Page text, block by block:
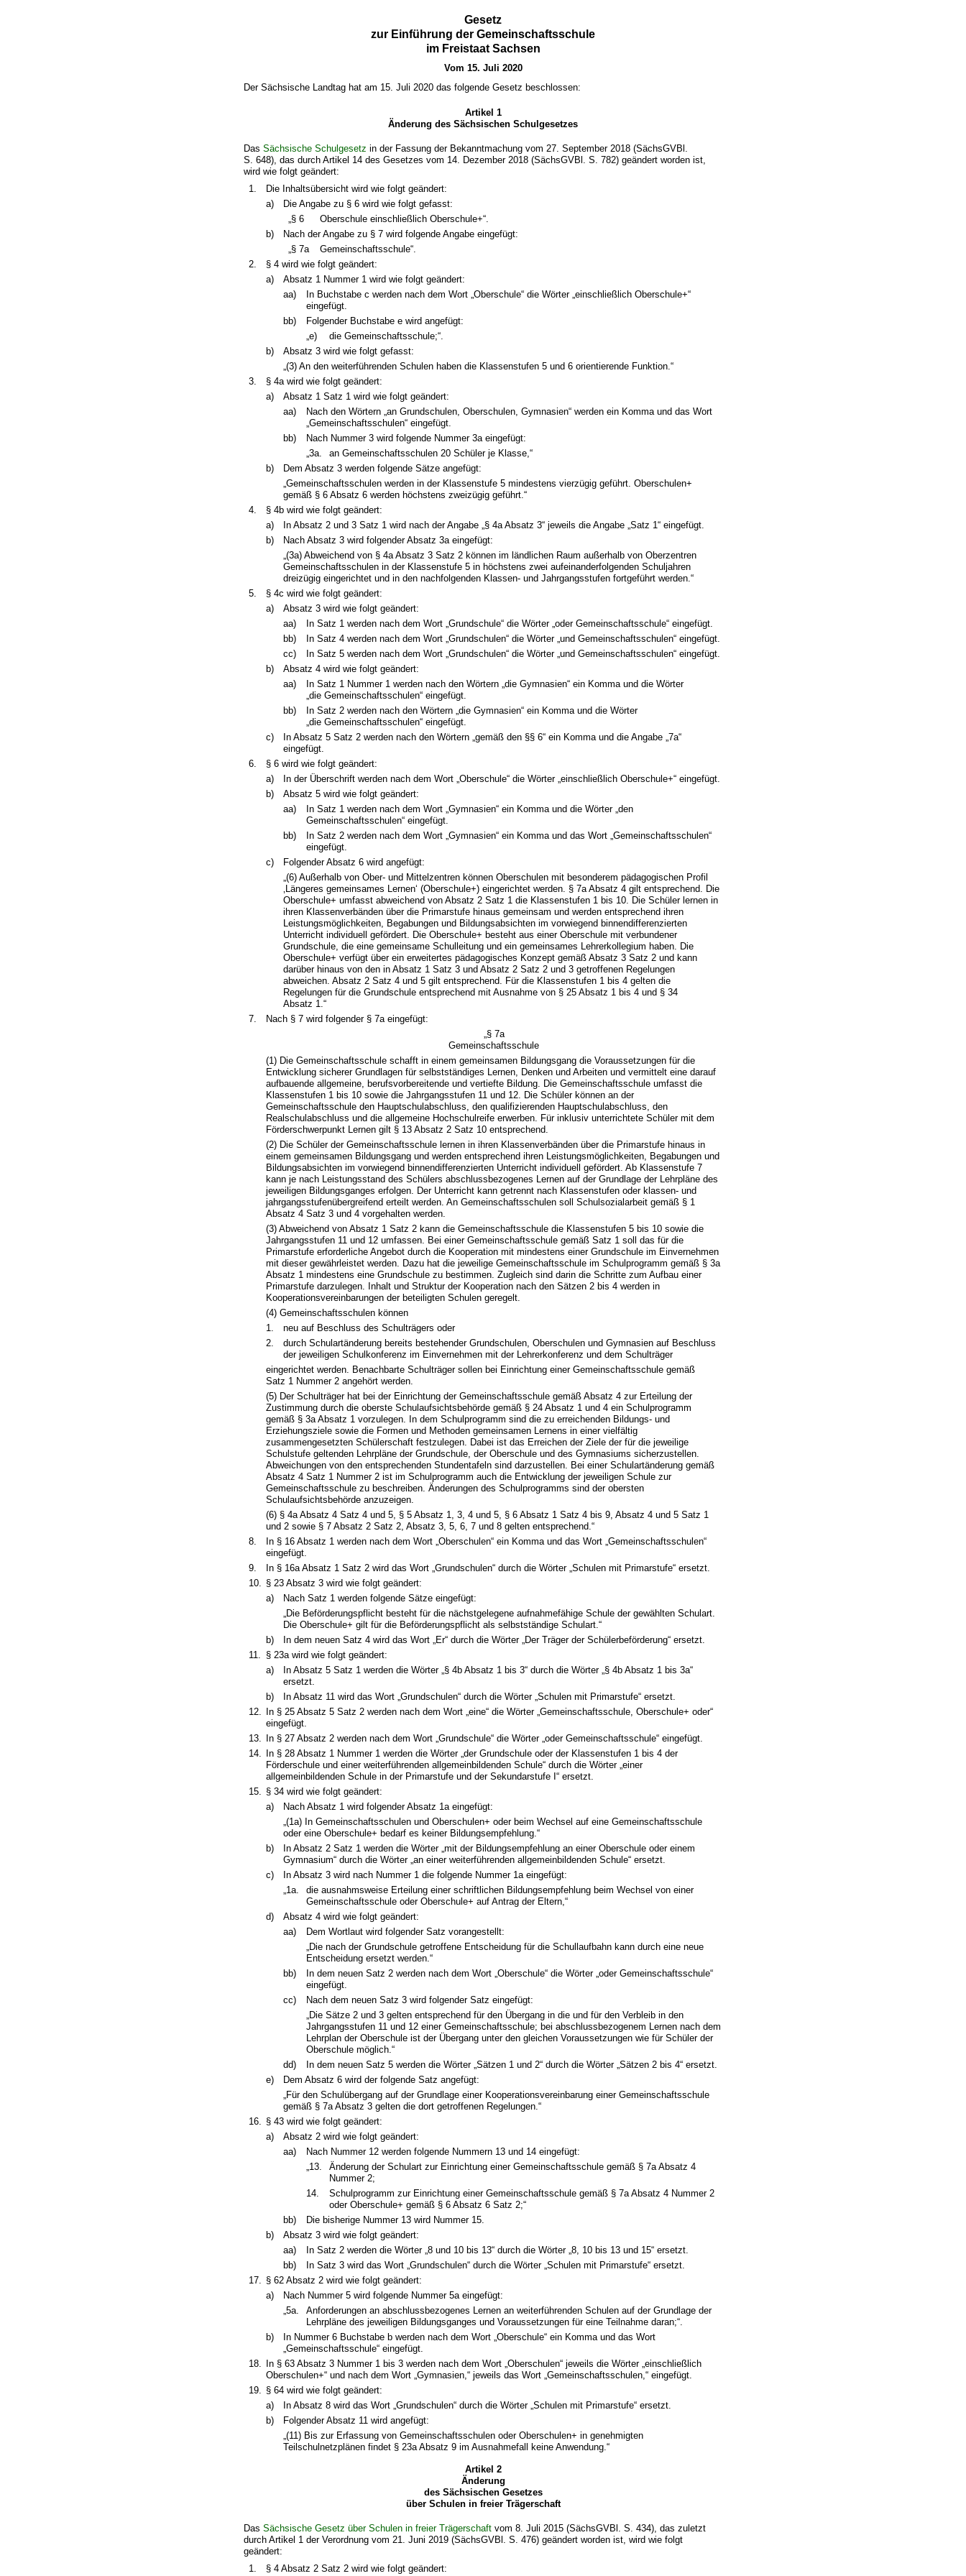
Gesetz
zur Einführung der Gemeinschaftsschule
im Freistaat Sachsen
Vom 15. Juli 2020
Der Sächsische Landtag hat am 15. Juli 2020 das folgende Gesetz beschlossen:
Artikel 1
Änderung des Sächsischen Schulgesetzes
DasSächsische Schulgesetz in der Fassung der Bekanntmachung vom 27. September 2018 (SächsGVBl.
S. 648), das durch Artikel 14 des Gesetzes vom 14. Dezember 2018 (SächsGVBl. S. 782) geändert worden ist,
wird wie folgt geändert:
1.
Die Inhaltsübersicht wird wie folgt geändert:
a)
Die Angabe zu § 6 wird wie folgt gefasst:
„§ 6
Oberschule einschließlich Oberschule+“.
b)
Nach der Angabe zu § 7 wird folgende Angabe eingefügt:
„§ 7a
Gemeinschaftsschule“.
2.
§ 4 wird wie folgt geändert:
a)
Absatz 1 Nummer 1 wird wie folgt geändert:
aa)
In Buchstabe c werden nach dem Wort „Oberschule“ die Wörter „einschließlich Oberschule+“
eingefügt.
bb)
Folgender Buchstabe e wird angefügt:
„e)
die Gemeinschaftsschule;“.
b)
Absatz 3 wird wie folgt gefasst:
„(3) An den weiterführenden Schulen haben die Klassenstufen 5 und 6 orientierende Funktion.“
3.
§ 4a wird wie folgt geändert:
a)
Absatz 1 Satz 1 wird wie folgt geändert:
aa)
Nach den Wörtern „an Grundschulen, Oberschulen, Gymnasien“ werden ein Komma und das Wort
„Gemeinschaftsschulen“ eingefügt.
bb)
Nach Nummer 3 wird folgende Nummer 3a eingefügt:
„3a.
an Gemeinschaftsschulen 20 Schüler je Klasse,“
b)
Dem Absatz 3 werden folgende Sätze angefügt:
„Gemeinschaftsschulen werden in der Klassenstufe 5 mindestens vierzügig geführt. Oberschulen+
gemäß § 6 Absatz 6 werden höchstens zweizügig geführt.“
4.
§ 4b wird wie folgt geändert:
a)
In Absatz 2 und 3 Satz 1 wird nach der Angabe „§ 4a Absatz 3“ jeweils die Angabe „Satz 1“ eingefügt.
b)
Nach Absatz 3 wird folgender Absatz 3a eingefügt:
„(3a) Abweichend von § 4a Absatz 3 Satz 2 können im ländlichen Raum außerhalb von Oberzentren
Gemeinschaftsschulen in der Klassenstufe 5 in höchstens zwei aufeinanderfolgenden Schuljahren
dreizügig eingerichtet und in den nachfolgenden Klassen- und Jahrgangsstufen fortgeführt werden.“
5.
§ 4c wird wie folgt geändert:
a)
Absatz 3 wird wie folgt geändert:
aa)
In Satz 1 werden nach dem Wort „Grundschule“ die Wörter „oder Gemeinschaftsschule“ eingefügt.
bb)
In Satz 4 werden nach dem Wort „Grundschulen“ die Wörter „und Gemeinschaftsschulen“ eingefügt.
cc)
In Satz 5 werden nach dem Wort „Grundschulen“ die Wörter „und Gemeinschaftsschulen“ eingefügt.
b)
Absatz 4 wird wie folgt geändert:
aa)
In Satz 1 Nummer 1 werden nach den Wörtern „die Gymnasien“ ein Komma und die Wörter
„die Gemeinschaftsschulen“ eingefügt.
bb)
In Satz 2 werden nach den Wörtern „die Gymnasien“ ein Komma und die Wörter
„die Gemeinschaftsschulen“ eingefügt.
c)
In Absatz 5 Satz 2 werden nach den Wörtern „gemäß den §§ 6“ ein Komma und die Angabe „7a“
eingefügt.
6.
§ 6 wird wie folgt geändert:
a)
In der Überschrift werden nach dem Wort „Oberschule“ die Wörter „einschließlich Oberschule+“ eingefügt.
b)
Absatz 5 wird wie folgt geändert:
aa)
In Satz 1 werden nach dem Wort „Gymnasien“ ein Komma und die Wörter „den
Gemeinschaftsschulen“ eingefügt.
bb)
In Satz 2 werden nach dem Wort „Gymnasien“ ein Komma und das Wort „Gemeinschaftsschulen“
eingefügt.
c)
Folgender Absatz 6 wird angefügt:
„(6) Außerhalb von Ober- und Mittelzentren können Oberschulen mit besonderem pädagogischen Profil
‚Längeres gemeinsames Lernen‘ (Oberschule+) eingerichtet werden. § 7a Absatz 4 gilt entsprechend. Die
Oberschule+ umfasst abweichend von Absatz 2 Satz 1 die Klassenstufen 1 bis 10. Die Schüler lernen in
ihren Klassenverbänden über die Primarstufe hinaus gemeinsam und werden entsprechend ihren
Leistungsmöglichkeiten, Begabungen und Bildungsabsichten im vorwiegend binnendifferenzierten
Unterricht individuell gefördert. Die Oberschule+ besteht aus einer Oberschule mit verbundener
Grundschule, die eine gemeinsame Schulleitung und ein gemeinsames Lehrerkollegium haben. Die
Oberschule+ verfügt über ein erweitertes pädagogisches Konzept gemäß Absatz 3 Satz 2 und kann
darüber hinaus von den in Absatz 1 Satz 3 und Absatz 2 Satz 2 und 3 getroffenen Regelungen
abweichen. Absatz 2 Satz 4 und 5 gilt entsprechend. Für die Klassenstufen 1 bis 4 gelten die
Regelungen für die Grundschule entsprechend mit Ausnahme von § 25 Absatz 1 bis 4 und § 34
Absatz 1.“
7.
Nach § 7 wird folgender § 7a eingefügt:
„§ 7a
Gemeinschaftsschule
(1) Die Gemeinschaftsschule schafft in einem gemeinsamen Bildungsgang die Voraussetzungen für die
Entwicklung sicherer Grundlagen für selbstständiges Lernen, Denken und Arbeiten und vermittelt eine darauf
aufbauende allgemeine, berufsvorbereitende und vertiefte Bildung. Die Gemeinschaftsschule umfasst die
Klassenstufen 1 bis 10 sowie die Jahrgangsstufen 11 und 12. Die Schüler können an der
Gemeinschaftsschule den Hauptschulabschluss, den qualifizierenden Hauptschulabschluss, den
Realschulabschluss und die allgemeine Hochschulreife erwerben. Für inklusiv unterrichtete Schüler mit dem
Förderschwerpunkt Lernen gilt § 13 Absatz 2 Satz 10 entsprechend.
(2) Die Schüler der Gemeinschaftsschule lernen in ihren Klassenverbänden über die Primarstufe hinaus in
einem gemeinsamen Bildungsgang und werden entsprechend ihren Leistungsmöglichkeiten, Begabungen und
Bildungsabsichten im vorwiegend binnendifferenzierten Unterricht individuell gefördert. Ab Klassenstufe 7
kann je nach Leistungsstand des Schülers abschlussbezogenes Lernen auf der Grundlage der Lehrpläne des
jeweiligen Bildungsganges erfolgen. Der Unterricht kann getrennt nach Klassenstufen oder klassen- und
jahrgangsstufenübergreifend erteilt werden. An Gemeinschaftsschulen soll Schulsozialarbeit gemäß § 1
Absatz 4 Satz 3 und 4 vorgehalten werden.
(3) Abweichend von Absatz 1 Satz 2 kann die Gemeinschaftsschule die Klassenstufen 5 bis 10 sowie die
Jahrgangsstufen 11 und 12 umfassen. Bei einer Gemeinschaftsschule gemäß Satz 1 soll das für die
Primarstufe erforderliche Angebot durch die Kooperation mit mindestens einer Grundschule im Einvernehmen
mit dieser gewährleistet werden. Dazu hat die jeweilige Gemeinschaftsschule im Schulprogramm gemäß § 3a
Absatz 1 mindestens eine Grundschule zu bestimmen. Zugleich sind darin die Schritte zum Aufbau einer
Primarstufe darzulegen. Inhalt und Struktur der Kooperation nach den Sätzen 2 bis 4 werden in
Kooperationsvereinbarungen der beteiligten Schulen geregelt.
(4) Gemeinschaftsschulen können
1.
neu auf Beschluss des Schulträgers oder
2.
durch Schulartänderung bereits bestehender Grundschulen, Oberschulen und Gymnasien auf Beschluss
der jeweiligen Schulkonferenz im Einvernehmen mit der Lehrerkonferenz und dem Schulträger
eingerichtet werden. Benachbarte Schulträger sollen bei Einrichtung einer Gemeinschaftsschule gemäß
Satz 1 Nummer 2 angehört werden.
(5) Der Schulträger hat bei der Einrichtung der Gemeinschaftsschule gemäß Absatz 4 zur Erteilung der
Zustimmung durch die oberste Schulaufsichtsbehörde gemäß § 24 Absatz 1 und 4 ein Schulprogramm
gemäß § 3a Absatz 1 vorzulegen. In dem Schulprogramm sind die zu erreichenden Bildungs- und
Erziehungsziele sowie die Formen und Methoden gemeinsamen Lernens in einer vielfältig
zusammengesetzten Schülerschaft festzulegen. Dabei ist das Erreichen der Ziele der für die jeweilige
Schulstufe geltenden Lehrpläne der Grundschule, der Oberschule und des Gymnasiums sicherzustellen.
Abweichungen von den entsprechenden Stundentafeln sind darzustellen. Bei einer Schulartänderung gemäß
Absatz 4 Satz 1 Nummer 2 ist im Schulprogramm auch die Entwicklung der jeweiligen Schule zur
Gemeinschaftsschule zu beschreiben. Änderungen des Schulprogramms sind der obersten
Schulaufsichtsbehörde anzuzeigen.
(6) § 4a Absatz 4 Satz 4 und 5, § 5 Absatz 1, 3, 4 und 5, § 6 Absatz 1 Satz 4 bis 9, Absatz 4 und 5 Satz 1
und 2 sowie § 7 Absatz 2 Satz 2, Absatz 3, 5, 6, 7 und 8 gelten entsprechend.“
8.
In § 16 Absatz 1 werden nach dem Wort „Oberschulen“ ein Komma und das Wort „Gemeinschaftsschulen“
eingefügt.
9.
In § 16a Absatz 1 Satz 2 wird das Wort „Grundschulen“ durch die Wörter „Schulen mit Primarstufe“ ersetzt.
10.
§ 23 Absatz 3 wird wie folgt geändert:
a)
Nach Satz 1 werden folgende Sätze eingefügt:
„Die Beförderungspflicht besteht für die nächstgelegene aufnahmefähige Schule der gewählten Schulart.
Die Oberschule+ gilt für die Beförderungspflicht als selbstständige Schulart.“
b)
In dem neuen Satz 4 wird das Wort „Er“ durch die Wörter „Der Träger der Schülerbeförderung“ ersetzt.
11.
§ 23a wird wie folgt geändert:
a)
In Absatz 5 Satz 1 werden die Wörter „§ 4b Absatz 1 bis 3“ durch die Wörter „§ 4b Absatz 1 bis 3a“
ersetzt.
b)
In Absatz 11 wird das Wort „Grundschulen“ durch die Wörter „Schulen mit Primarstufe“ ersetzt.
12.
In § 25 Absatz 5 Satz 2 werden nach dem Wort „eine“ die Wörter „Gemeinschaftsschule, Oberschule+ oder“
eingefügt.
13.
In § 27 Absatz 2 werden nach dem Wort „Grundschule“ die Wörter „oder Gemeinschaftsschule“ eingefügt.
14.
In § 28 Absatz 1 Nummer 1 werden die Wörter „der Grundschule oder der Klassenstufen 1 bis 4 der
Förderschule und einer weiterführenden allgemeinbildenden Schule“ durch die Wörter „einer
allgemeinbildenden Schule in der Primarstufe und der Sekundarstufe I“ ersetzt.
15.
§ 34 wird wie folgt geändert:
a)
Nach Absatz 1 wird folgender Absatz 1a eingefügt:
„(1a) In Gemeinschaftsschulen und Oberschulen+ oder beim Wechsel auf eine Gemeinschaftsschule
oder eine Oberschule+ bedarf es keiner Bildungsempfehlung.“
b)
In Absatz 2 Satz 1 werden die Wörter „mit der Bildungsempfehlung an einer Oberschule oder einem
Gymnasium“ durch die Wörter „an einer weiterführenden allgemeinbildenden Schule“ ersetzt.
c)
In Absatz 3 wird nach Nummer 1 die folgende Nummer 1a eingefügt:
„1a.
die ausnahmsweise Erteilung einer schriftlichen Bildungsempfehlung beim Wechsel von einer
Gemeinschaftsschule oder Oberschule+ auf Antrag der Eltern,“
d)
Absatz 4 wird wie folgt geändert:
aa)
Dem Wortlaut wird folgender Satz vorangestellt:
„Die nach der Grundschule getroffene Entscheidung für die Schullaufbahn kann durch eine neue
Entscheidung ersetzt werden.“
bb)
In dem neuen Satz 2 werden nach dem Wort „Oberschule“ die Wörter „oder Gemeinschaftsschule“
eingefügt.
cc)
Nach dem neuen Satz 3 wird folgender Satz eingefügt:
„Die Sätze 2 und 3 gelten entsprechend für den Übergang in die und für den Verbleib in den
Jahrgangsstufen 11 und 12 einer Gemeinschaftsschule; bei abschlussbezogenem Lernen nach dem
Lehrplan der Oberschule ist der Übergang unter den gleichen Voraussetzungen wie für Schüler der
Oberschule möglich.“
dd)
In dem neuen Satz 5 werden die Wörter „Sätzen 1 und 2“ durch die Wörter „Sätzen 2 bis 4“ ersetzt.
e)
Dem Absatz 6 wird der folgende Satz angefügt:
„Für den Schulübergang auf der Grundlage einer Kooperationsvereinbarung einer Gemeinschaftsschule
gemäß § 7a Absatz 3 gelten die dort getroffenen Regelungen.“
16.
§ 43 wird wie folgt geändert:
a)
Absatz 2 wird wie folgt geändert:
aa)
Nach Nummer 12 werden folgende Nummern 13 und 14 eingefügt:
„13.
Änderung der Schulart zur Einrichtung einer Gemeinschaftsschule gemäß § 7a Absatz 4
Nummer 2;
14.
Schulprogramm zur Einrichtung einer Gemeinschaftsschule gemäß § 7a Absatz 4 Nummer 2
oder Oberschule+ gemäß § 6 Absatz 6 Satz 2;“
bb)
Die bisherige Nummer 13 wird Nummer 15.
b)
Absatz 3 wird wie folgt geändert:
aa)
In Satz 2 werden die Wörter „8 und 10 bis 13“ durch die Wörter „8, 10 bis 13 und 15“ ersetzt.
bb)
In Satz 3 wird das Wort „Grundschulen“ durch die Wörter „Schulen mit Primarstufe“ ersetzt.
17.
§ 62 Absatz 2 wird wie folgt geändert:
a)
Nach Nummer 5 wird folgende Nummer 5a eingefügt:
„5a.
Anforderungen an abschlussbezogenes Lernen an weiterführenden Schulen auf der Grundlage der
Lehrpläne des jeweiligen Bildungsganges und Voraussetzungen für eine Teilnahme daran;“.
b)
In Nummer 6 Buchstabe b werden nach dem Wort „Oberschule“ ein Komma und das Wort
„Gemeinschaftsschule“ eingefügt.
18.
In § 63 Absatz 3 Nummer 1 bis 3 werden nach dem Wort „Oberschulen“ jeweils die Wörter „einschließlich
Oberschulen+“ und nach dem Wort „Gymnasien,“ jeweils das Wort „Gemeinschaftsschulen,“ eingefügt.
19.
§ 64 wird wie folgt geändert:
a)
In Absatz 8 wird das Wort „Grundschulen“ durch die Wörter „Schulen mit Primarstufe“ ersetzt.
b)
Folgender Absatz 11 wird angefügt:
„(11) Bis zur Erfassung von Gemeinschaftsschulen oder Oberschulen+ in genehmigten
Teilschulnetzplänen findet § 23a Absatz 9 im Ausnahmefall keine Anwendung.“
Artikel 2
Änderung
des Sächsischen Gesetzes
über Schulen in freier Trägerschaft
DasSächsische Gesetz über Schulen in freier Trägerschaft vom 8. Juli 2015 (SächsGVBl. S. 434), das zuletzt
durch Artikel 1 der Verordnung vom 21. Juni 2019 (SächsGVBl. S. 476) geändert worden ist, wird wie folgt
geändert:
1.
§ 4 Absatz 2 Satz 2 wird wie folgt geändert: